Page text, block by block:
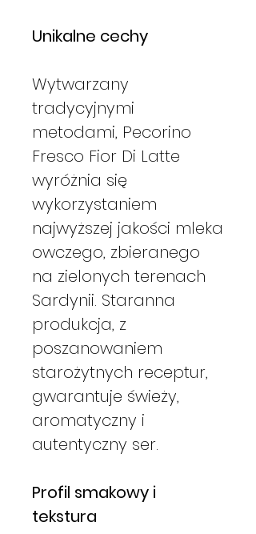
Unikalne cechy
Wytwarzany
tradycyjnymi
metodami, Pecorino
Fresco Fior Di Latte
wyróżnia się
wykorzystaniem
najwyższej jakości mleka
owczego, zbieranego
na zielonych terenach
Sardynii. Staranna
produkcja, z
poszanowaniem
starożytnych receptur,
gwarantuje świeży,
aromatyczny i
autentyczny ser.
Profil smakowy i
tekstura